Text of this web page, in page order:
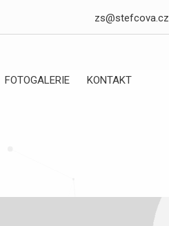
zs@stefcova.cz
FOTOGALERIE KONTAKT